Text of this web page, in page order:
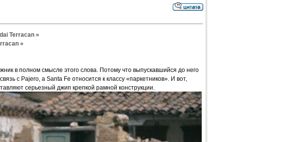
Terracan »
»
в полном смысле этого слова. Потому что выпускавшийся до него
с Pajero, а Santa Fe относится к классу «паркетников». И вот,
серьезный джип крепкой рамной конструкции.